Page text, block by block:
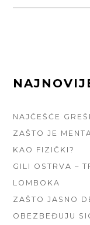
FOOTER
NAJČEŠĆE
ZAŠTO JE
KAO FIZIČKI?
GILI OSTRVA –
LOMBOKA
ZAŠTO JASNO
OBEZBEĐUJU